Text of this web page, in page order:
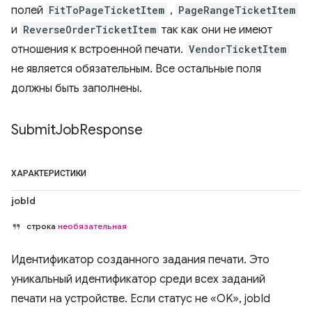
полей FitToPageTicketItem , PageRangeTicketItem
и ReverseOrderTicketItem так как они не имеют
отношения к встроенной печати. VendorTicketItem
не является обязательным. Все остальные поля
должны быть заполнены.
SubmitJobResponse
ХАРАКТЕРИСТИКИ
jobId
строка необязательная
Идентификатор созданного задания печати. ​​Это
уникальный идентификатор среди всех заданий
печати на устройстве. Если статус не «OK», jobId